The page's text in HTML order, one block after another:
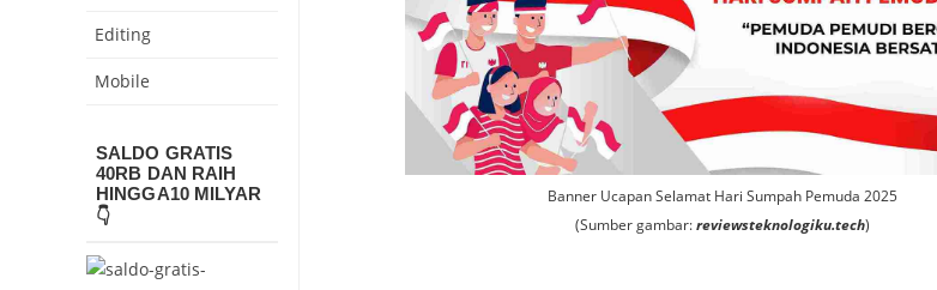
Banner Ucapan Selamat Hari Sumpah Pemuda 2025
(Sumber gambar:reviewsteknologiku.tech)
Editing
Mobile
SALDO GRATIS
40RB DAN RAIH
HINGGA10 MILYAR
👇